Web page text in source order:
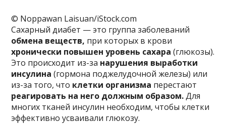
© Noppawan Laisuan/iStock.com
Сахарный диабет — это группа заболеваний
обмена веществ, при которых в крови
хронически повышен уровень сахара(глюкозы).
Это происходит из-за нарушения выработки
инсулина (гормона поджелудочной железы) или
из-за того, что клетки организма перестают
реагировать на него должным образом.Для
многих тканей инсулин необходим, чтобы клетки
эффективно усваивали глюкозу.